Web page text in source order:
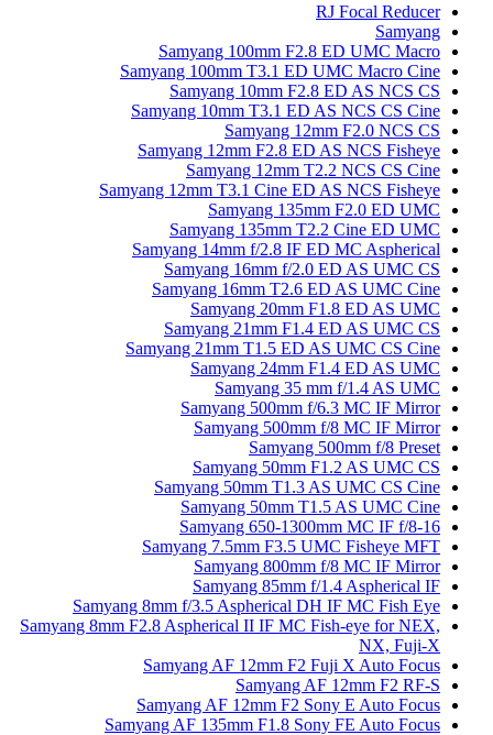
RJ Focal Reducer
Samyang
Samyang 100mm F2.8 ED UMC Macro
Samyang 100mm T3.1 ED UMC Macro Cine
Samyang 10mm F2.8 ED AS NCS CS
Samyang 10mm T3.1 ED AS NCS CS Cine
Samyang 12mm F2.0 NCS CS
Samyang 12mm F2.8 ED AS NCS Fisheye
Samyang 12mm T2.2 NCS CS Cine
Samyang 12mm T3.1 Cine ED AS NCS Fisheye
Samyang 135mm F2.0 ED UMC
Samyang 135mm T2.2 Cine ED UMC
Samyang 14mm f/2.8 IF ED MC Aspherical
Samyang 16mm f/2.0 ED AS UMC CS
Samyang 16mm T2.6 ED AS UMC Cine
Samyang 20mm F1.8 ED AS UMC
Samyang 21mm F1.4 ED AS UMC CS
Samyang 21mm T1.5 ED AS UMC CS Cine
Samyang 24mm F1.4 ED AS UMC
Samyang 35 mm f/1.4 AS UMC
Samyang 500mm f/6.3 MC IF Mirror
Samyang 500mm f/8 MC IF Mirror
Samyang 500mm f/8 Preset
Samyang 50mm F1.2 AS UMC CS
Samyang 50mm T1.3 AS UMC CS Cine
Samyang 50mm T1.5 AS UMC Cine
Samyang 650-1300mm MC IF f/8-16
Samyang 7.5mm F3.5 UMC Fisheye MFT
Samyang 800mm f/8 MC IF Mirror
Samyang 85mm f/1.4 Aspherical IF
Samyang 8mm f/3.5 Aspherical DH IF MC Fish Eye
Samyang 8mm F2.8 Aspherical II IF MC Fish-eye for NEX,
NX, Fuji-X
Samyang AF 12mm F2 Fuji X Auto Focus
Samyang AF 12mm F2 RF-S
Samyang AF 12mm F2 Sony E Auto Focus
Samyang AF 135mm F1.8 Sony FE Auto Focus